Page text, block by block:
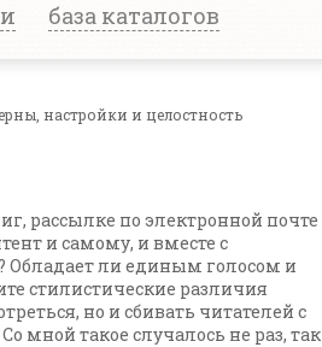
база каталогов
настройки и целостность
рассылке по электронной почте
и самому, и вместе с
Обладает ли единым голосом и
стилистические различия
но и сбивать читателей с
мной такое случалось не раз, так